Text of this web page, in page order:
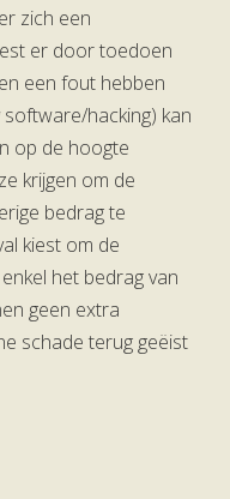
zich een
er door toedoen
een fout hebben
hacking) kan
op de hoogte
krijgen om de
bedrag te
kiest om de
het bedrag van
geen extra
schade terug geëist